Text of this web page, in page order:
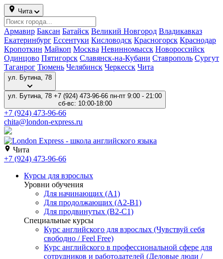
Чита
Армавир Баксан Батайск Великий Новгород Владикавказ
Екатеринбург Ессентуки Кисловодск Красногорск Краснодар
Кропоткин Майкоп Москва Невинномысск Новороссийск
Одинцово Пятигорск Славянск-на-Кубани Ставрополь Сургут
Таганрог Тюмень Челябинск Черкесск Чита
ул. Бутина, 78
ул. Бутина, 78 +7 (924) 473-96-66 пн-пт 9:00 - 21:00
сб-вс: 10:00-18:00
+7 (924) 473-96-66
chita@london-express.ru
Чита
+7 (924) 473-96-66
Курсы для взрослых
Уровни обучения
Для начинающих (A1)
Для продолжающих (A2-B1)
Для продвинутых (B2-C1)
Специальные курсы
Курс английского для взрослых (Чувствуй себя
свободно / Feel Free)
Курс английского в профессиональной сфере для
сотрудников и работодателей (Деловые люди /